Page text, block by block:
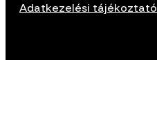
Adatkezelési tájékoztató